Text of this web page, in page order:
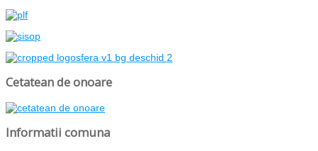
Cetatean de onoare
Informatii comuna